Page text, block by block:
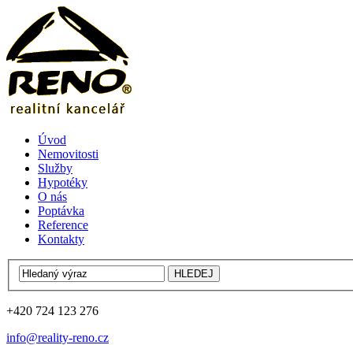
Úvod
Nemovitosti
Služby
Hypotéky
O nás
Poptávka
Reference
Kontakty
+420 724 123 276
info@reality-reno.cz